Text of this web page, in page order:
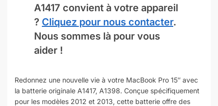
A1417 convient à votre appareil
? Cliquez pour nous contacter.
Nous sommes là pour vous
aider !
Redonnez une nouvelle vie à votre MacBook Pro 15″ avec
la batterie originale A1417, A1398. Conçue spécifiquement
pour les modèles 2012 et 2013, cette batterie offre des